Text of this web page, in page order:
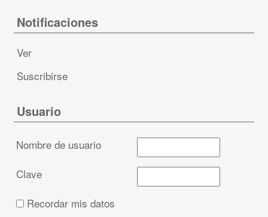
Notificaciones
Ver
Suscribirse
Usuario
Nombre de usuario
Clave
Recordar mis datos